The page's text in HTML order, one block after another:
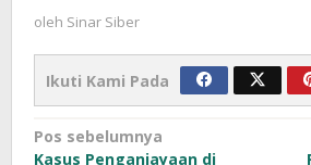
oleh Sinar Siber
Ikuti Kami Pada
Navigasi
Pos sebelumnya
Kasus Penganiayaan di